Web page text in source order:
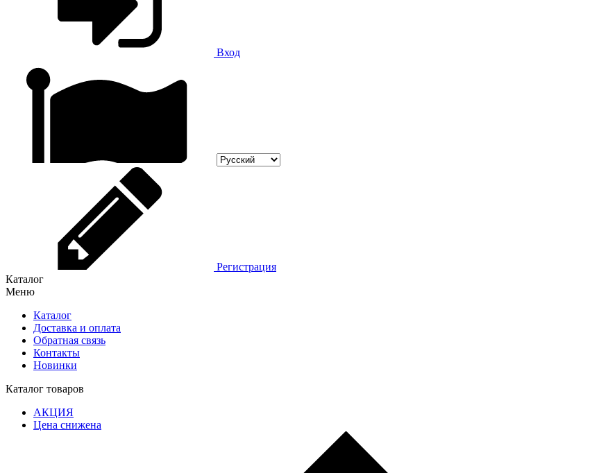
Вход
Регистрация
Каталог
Меню
Каталог
Доставка и оплата
Обратная связь
Контакты
Новинки
Каталог товаров
АКЦИЯ
Цена снижена